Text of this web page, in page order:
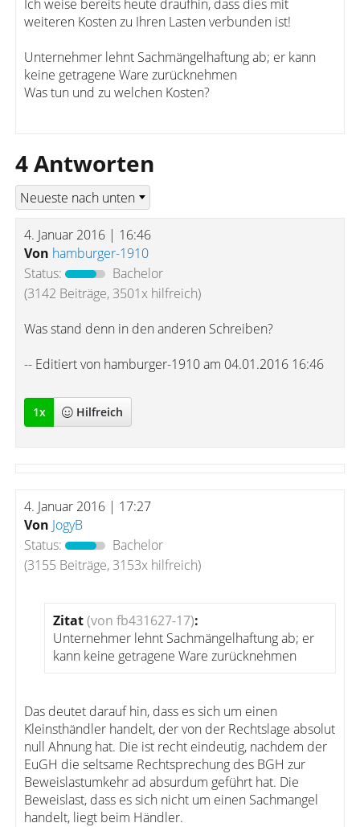
Ich weise bereits heute draufhin, dass dies mit
weiteren Kosten zu Ihren Lasten verbunden ist!
Unternehmer lehnt Sachmängelhaftung ab; er kann
keine getragene Ware zurücknehmen
Was tun und zu welchen Kosten?
4 Antworten
4. Januar 2016 | 16:46
Von hamburger-1910
Status:
Bachelor
(3142 Beiträge, 3501x hilfreich)
Was stand denn in den anderen Schreiben?
-- Editiert von hamburger-1910 am 04.01.2016 16:46
1x Hilfreich
4. Januar 2016 | 17:27
Von JogyB
Status:
Bachelor
(3155 Beiträge, 3153x hilfreich)
Zitat(von fb431627-17):
Unternehmer lehnt Sachmängelhaftung ab; er
kann keine getragene Ware zurücknehmen
Das deutet darauf hin, dass es sich um einen
Kleinsthändler handelt, der von der Rechtslage absolut
null Ahnung hat. Die ist recht eindeutig, nachdem der
EuGH die seltsame Rechtsprechung des BGH zur
Beweislastumkehr ad absurdum geführt hat. Die
Beweislast, dass es sich nicht um einen Sachmangel
handelt, liegt beim Händler.